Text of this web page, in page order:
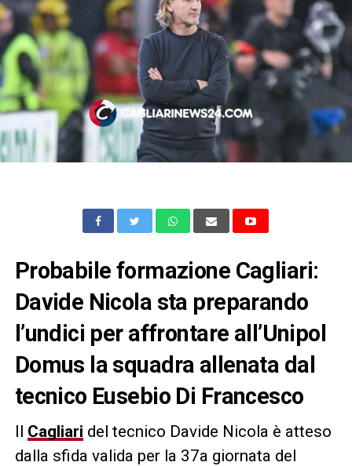
Probabile formazione Cagliari:
Davide Nicola sta preparando
l’undici per affrontare all’Unipol
Domus la squadra allenata dal
tecnico Eusebio Di Francesco
Il Cagliari del tecnico Davide Nicola è atteso
dalla sfida valida per la 37a giornata del